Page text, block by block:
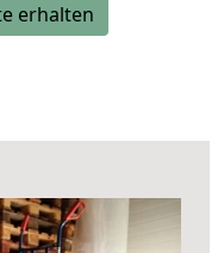
erhalten